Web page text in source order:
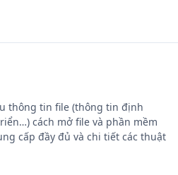
thông tin file (thông tin định
cách mở file và phần mềm
cấp đầy đủ và chi tiết các thuật